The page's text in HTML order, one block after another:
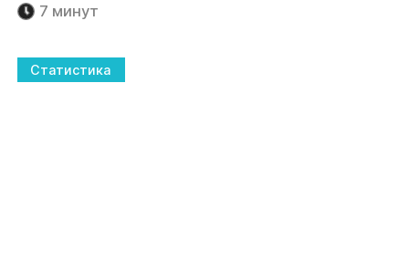
7 минут
Статистика